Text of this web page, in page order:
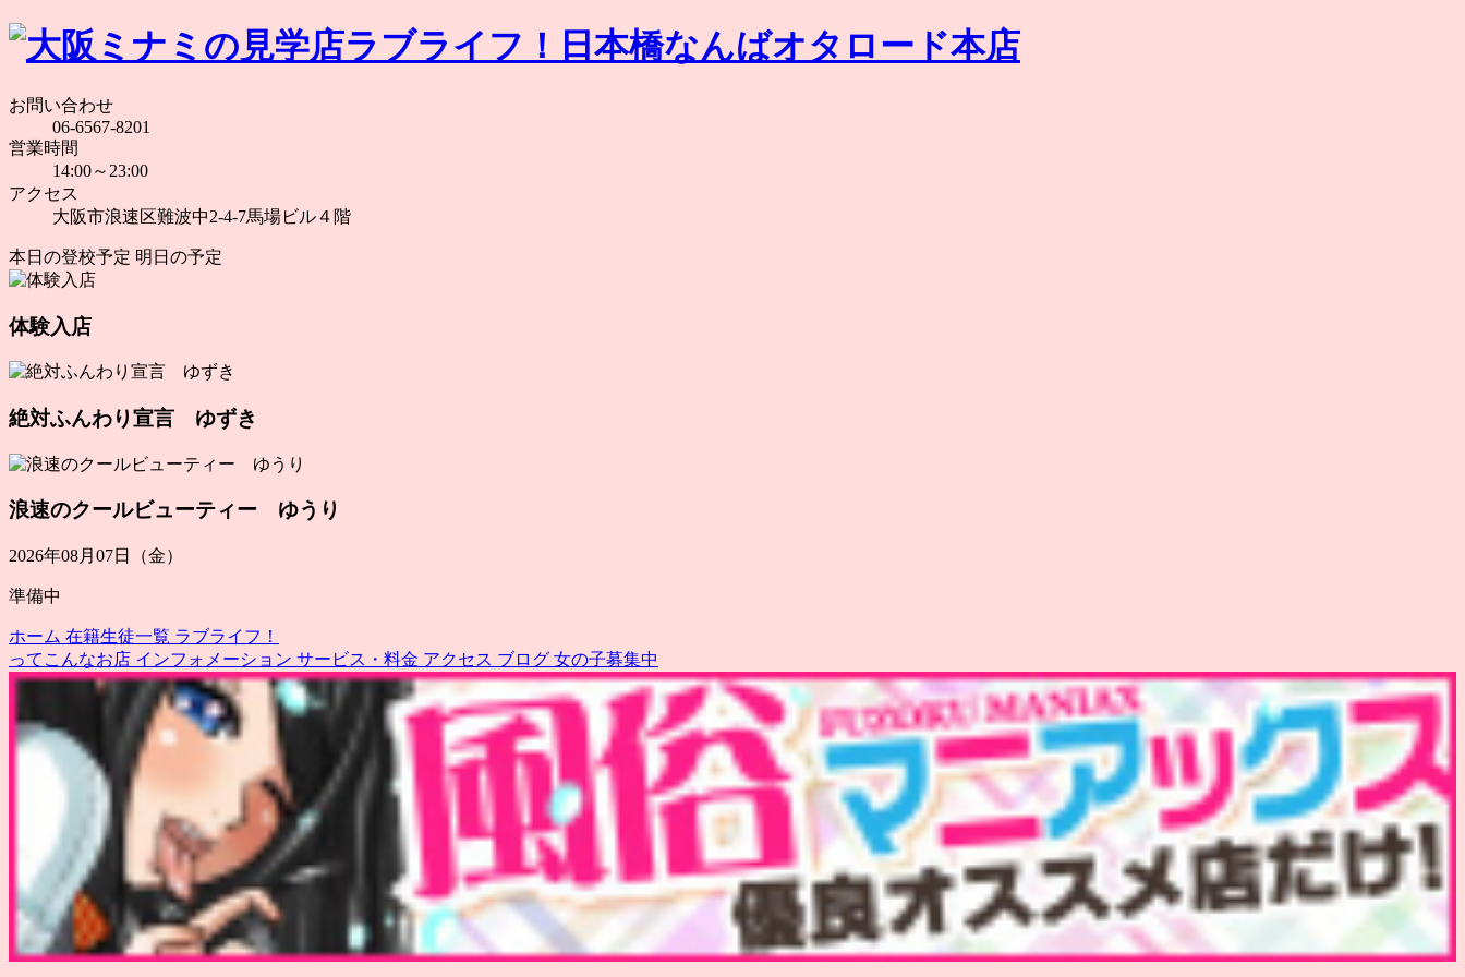
お問い合わせ
06-6567-8201
営業時間
14:00～23:00
アクセス
大阪市浪速区難波中2-4-7馬場ビル４階
本日の登校予定 明日の予定
体験入店
絶対ふんわり宣言 ゆずき
浪速のクールビューティー ゆうり
2026年08月07日（金）
準備中
ホーム 在籍生徒一覧 ラブライフ！
ってこんなお店 インフォメーション サービス・料金 アクセス ブログ 女の子募集中